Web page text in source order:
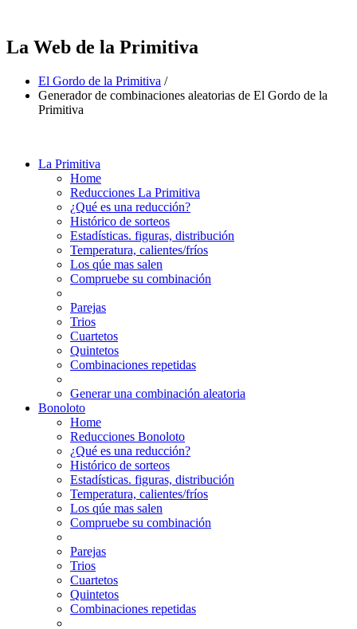
La Web de la Primitiva
El Gordo de la Primitiva /
Generador de combinaciones aleatorias de El Gordo de la
Primitiva
La Primitiva
Home
Reducciones La Primitiva
¿Qué es una reducción?
Histórico de sorteos
Estadísticas. figuras, distribución
Temperatura, calientes/fríos
Los qúe mas salen
Compruebe su combinación
Parejas
Trios
Cuartetos
Quintetos
Combinaciones repetidas
Generar una combinación aleatoria
Bonoloto
Home
Reducciones Bonoloto
¿Qué es una reducción?
Histórico de sorteos
Estadísticas. figuras, distribución
Temperatura, calientes/fríos
Los qúe mas salen
Compruebe su combinación
Parejas
Trios
Cuartetos
Quintetos
Combinaciones repetidas